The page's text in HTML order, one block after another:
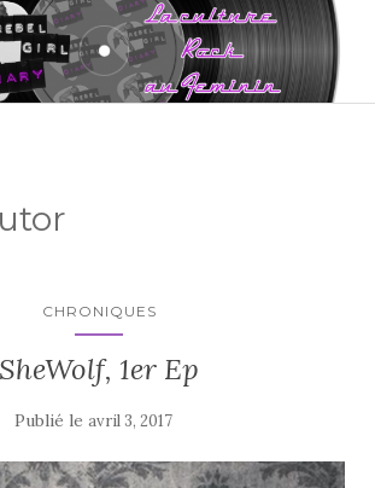
CHRONIQUES
SheWolf, 1er Ep
Publié le avril 3, 2017